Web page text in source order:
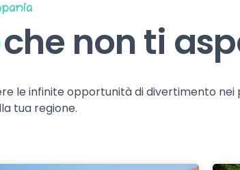
che non ti
le infinite opportunità di divertimento nei
tua regione.